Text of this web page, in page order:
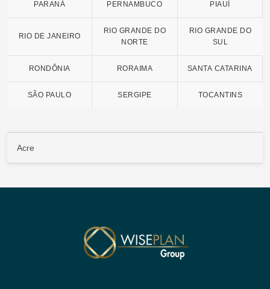
PARANÁ PERNAMBUCO PIAUÍ
RIO DE JANEIRO
RIO GRANDE DO
NORTE
RIO GRANDE DO
SUL
RONDÔNIA RORAIMA SANTA CATARINA
SÃO PAULO SERGIPE TOCANTINS
Acre